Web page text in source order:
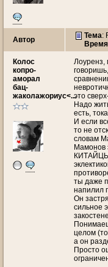
Автор Тема:
Колос
копро-
аморал
бац-
жаколажориус<...
Лоуренз,
это
Надо
есть,
И если
то не
словам
Мамонов
ты даже
напилил
Он
сильное
целом
а он
Просто